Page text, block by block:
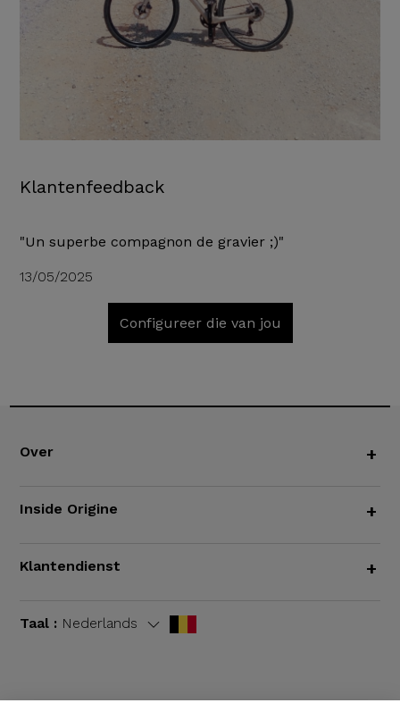
Klantenfeedback
"Un superbe compagnon de gravier ;)"
13/05/2025
Configureer die van jou
Over +
Inside Origine +
Klantendienst +
Taal : Nederlands